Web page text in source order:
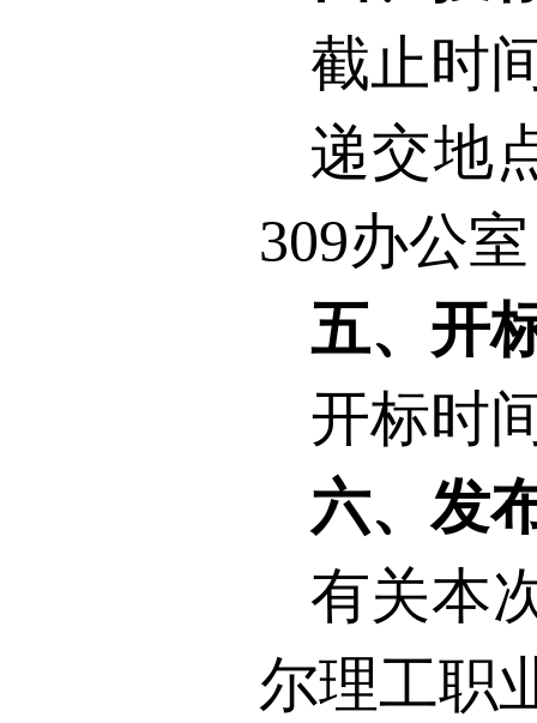
截止时
递交地
309办公室
五、开
开标时
六、发
有关本
尔理工职